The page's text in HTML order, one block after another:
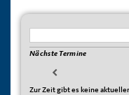
Nächste Termine
Zur Zeit gibt es keine